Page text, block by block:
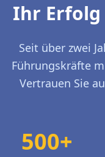
Ihr
Seit über zwei
Führungskräfte
Vertrauen Sie
500+